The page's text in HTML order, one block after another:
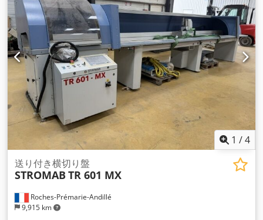
1 /4
Roches-Prémarie-Andillé
9,915 km
送り付き横切り盤
STROMAB TR 601 MX